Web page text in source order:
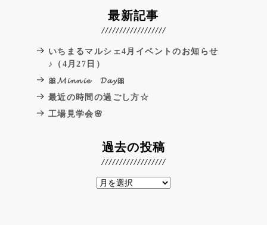
最新記事
いちまるマルシェ4月イベントのお知らせ
♪（4月27日）
🎀𝓜𝓲𝓷𝓷𝓲𝓮 𝓓𝓪𝔂🎀
最近の時間の過ごし方☆
工場見学会🌸
過去の投稿